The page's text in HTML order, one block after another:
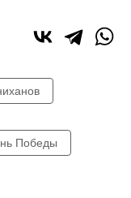
Победы